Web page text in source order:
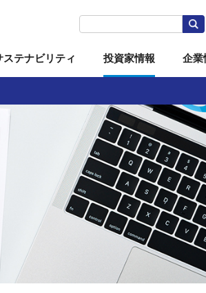
ステナビリティ
IRカレンダー 電子公告
投
投資家情報
国内関係会社 海外拠点・現地法
企業